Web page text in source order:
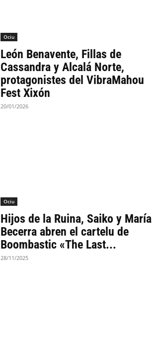
Ociu
León Benavente, Fillas de
Cassandra y Alcalá Norte,
protagonistes del VibraMahou
Fest Xixón
20/01/2026
Ociu
Hijos de la Ruina, Saiko y María
Becerra abren el cartelu de
Boombastic «The Last...
28/11/2025